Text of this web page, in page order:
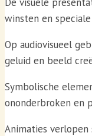
winsten en
Op audiovisueel
geluid en beeld
Symbolische
ononderbroken en
Animaties